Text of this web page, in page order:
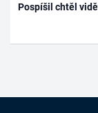
Pospíšil chtěl